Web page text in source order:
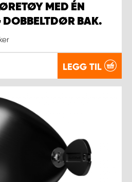
MED ÉN
BAK.
LEGG TIL